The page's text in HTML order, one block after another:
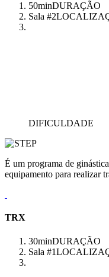
50minDURAÇÃO
Sala #2
DIFICULDADE
É um programa de
equipamento para realizar
TRX
30minDURAÇÃO
Sala #1